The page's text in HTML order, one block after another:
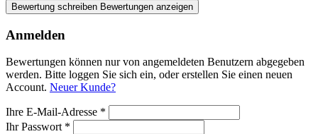
Bewertung schreiben Bewertungen anzeigen
Anmelden
Bewertungen können nur von angemeldeten Benutzern abgegeben
werden. Bitte loggen Sie sich ein, oder erstellen Sie einen neuen
Account. Neuer Kunde?
Ihre E-Mail-Adresse *
Ihr Passwort *